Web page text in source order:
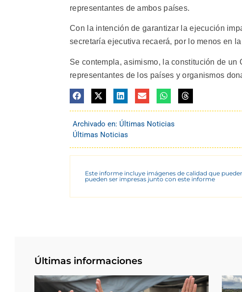
representantes de ambos países.
Con la intención de garantizar la ejecución
secretaría ejecutiva recaerá, por lo menos en
Se contempla, asimismo, la constitución de
representantes de los países y organismos
Archivado en: Últimas Noticias
Últimas Noticias
Este informe incluye imágenes de calidad que
pueden ser impresas junto con este informe
Últimas informaciones